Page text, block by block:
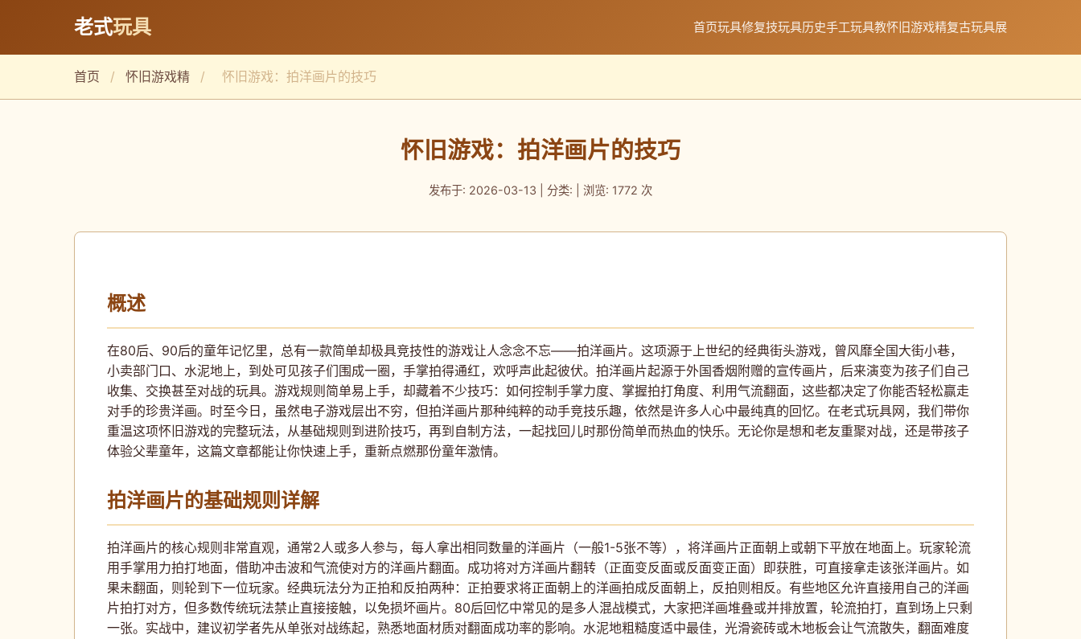
老式玩具 首页玩具修复技玩具历史手工玩具教怀旧游戏精复古玩具展
首页 / 怀旧游戏精 / 怀旧游戏：拍洋画片的技巧
怀旧游戏：拍洋画片的技巧
发布于: 2026-03-13 | 分类: | 浏览: 1772 次
概述
在80后、90后的童年记忆里，总有一款简单却极具竞技性的游戏让人念念不忘——拍洋画片。这项源于上世纪的经典街头游戏，曾风靡全国大街小巷，
小卖部门口、水泥地上，到处可见孩子们围成一圈，手掌拍得通红，欢呼声此起彼伏。拍洋画片起源于外国香烟附赠的宣传画片，后来演变为孩子们自己
收集、交换甚至对战的玩具。游戏规则简单易上手，却藏着不少技巧：如何控制手掌力度、掌握拍打角度、利用气流翻面，这些都决定了你能否轻松赢走
对手的珍贵洋画。时至今日，虽然电子游戏层出不穷，但拍洋画片那种纯粹的动手竞技乐趣，依然是许多人心中最纯真的回忆。在老式玩具网，我们带你
重温这项怀旧游戏的完整玩法，从基础规则到进阶技巧，再到自制方法，一起找回儿时那份简单而热血的快乐。无论你是想和老友重聚对战，还是带孩子
体验父辈童年，这篇文章都能让你快速上手，重新点燃那份童年激情。
拍洋画片的基础规则详解
拍洋画片的核心规则非常直观，通常2人或多人参与，每人拿出相同数量的洋画片（一般1-5张不等），将洋画片正面朝上或朝下平放在地面上。玩家轮流
用手掌用力拍打地面，借助冲击波和气流使对方的洋画片翻面。成功将对方洋画片翻转（正面变反面或反面变正面）即获胜，可直接拿走该张洋画片。如
果未翻面，则轮到下一位玩家。经典玩法分为正拍和反拍两种：正拍要求将正面朝上的洋画拍成反面朝上，反拍则相反。有些地区允许直接用自己的洋画
片拍打对方，但多数传统玩法禁止直接接触，以免损坏画片。80后回忆中常见的是多人混战模式，大家把洋画堆叠或并排放置，轮流拍打，直到场上只剩
一张。实战中，建议初学者先从单张对战练起，熟悉地面材质对翻面成功率的影响。水泥地粗糙度适中最佳，光滑瓷砖或木地板会让气流散失，翻面难度